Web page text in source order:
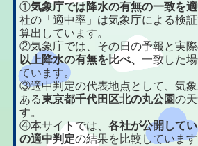
①気象庁では降水の有無の一致を
社の「適中率」は気象庁による検
算出しています。
②気象庁では、その日の予報と実
以上降水の有無を比べ、一致した
ています。
③適中判定の代表地点として、気
ある東京都千代田区北の丸公園の
す。
④本サイトでは、各社が公開して
の適中判定の結果を比較しています